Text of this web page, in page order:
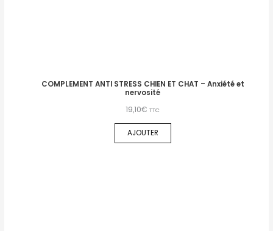
COMPLEMENT ANTI STRESS CHIEN ET CHAT – Anxiété et
nervosité
19,10€ TTC
AJOUTER